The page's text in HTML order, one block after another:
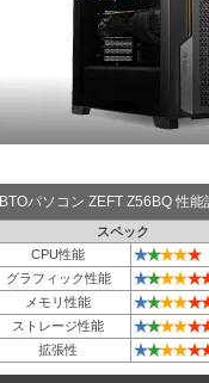
BTOパソコン ZEFT Z56BQ 性
スペック
CPU性能
★★★★★
グラフィック性能 ★★★★★
メモリ性能 ★★★★★
ストレージ性能 ★★★★★
拡張性 ★★★★★